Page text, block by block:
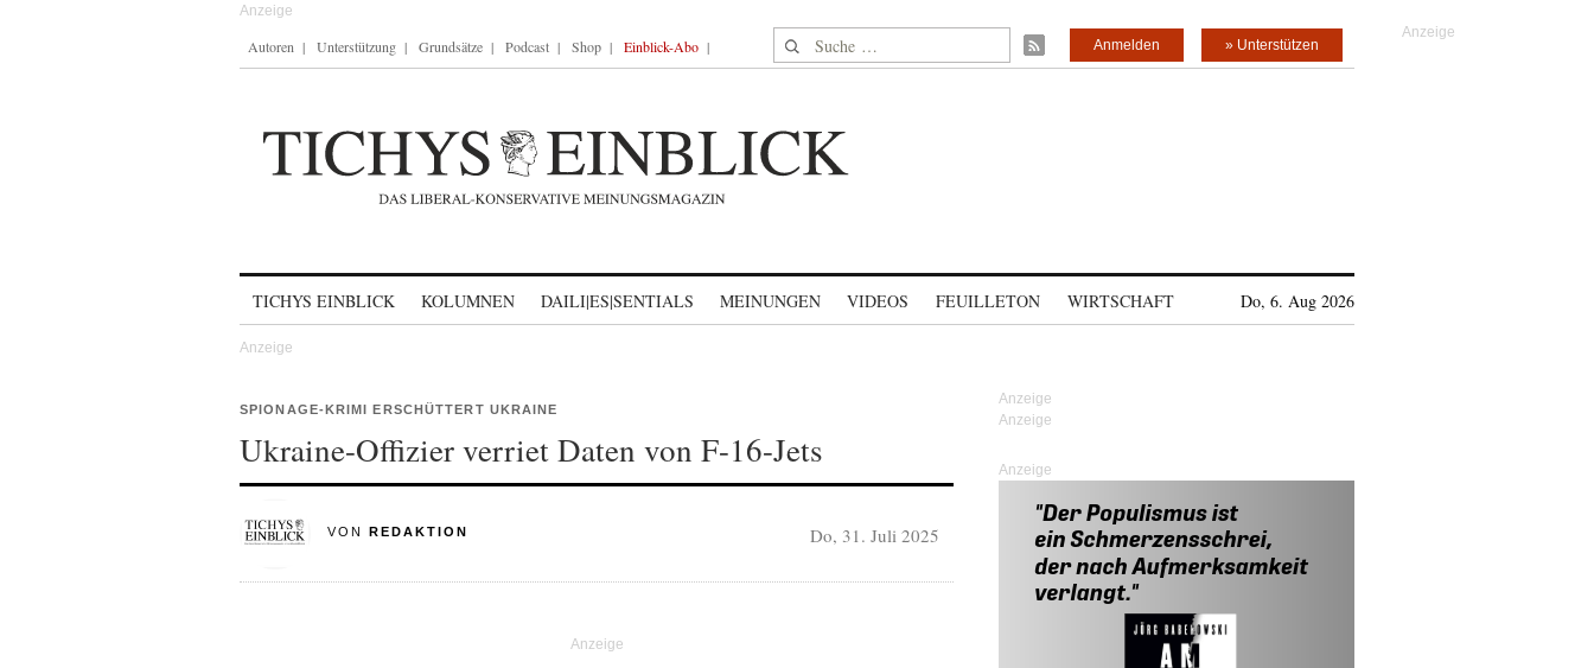
Autoren Unterstützung Grundsätze Podcast Shop Einblick-Abo Suche nach: » Unterstützen
Anmelden
TICHYS EINBLICK KOLUMNEN DAILI|ES|SENTIALS MEINUNGEN VIDEOS FEUILLETON WIRTSCHAFT Do, 6. Aug 2026
SPIONAGE-KRIMI ERSCHÜTTERT UKRAINE
Ukraine-Offizier verriet Daten von F-16-Jets
VON REDAKTION Do, 31. Juli 2025
Anzeige